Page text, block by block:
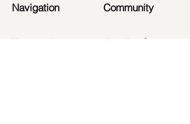
Navigation Community
Veranstaltungen
swiss
albs Connect